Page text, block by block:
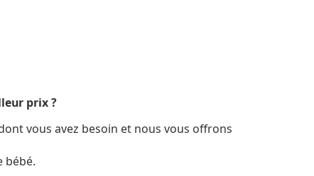
prix ?
vous avez besoin et nous vous offrons
bébé.